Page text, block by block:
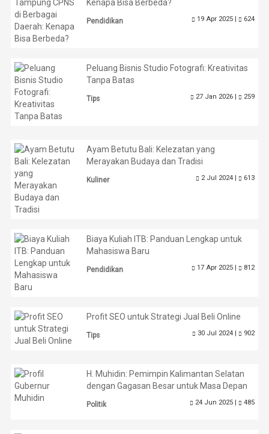
Kenapa Bisa Berbeda?
Pendidikan 19 Apr 2025 | 624
Peluang Bisnis Studio Fotografi: Kreativitas
Tanpa Batas
Tips 27 Jan 2026 | 259
Ayam Betutu Bali: Kelezatan yang
Merayakan Budaya dan Tradisi
Kuliner 2 Jul 2024 | 613
Biaya Kuliah ITB: Panduan Lengkap untuk
Mahasiswa Baru
Pendidikan 17 Apr 2025 | 812
Profit SEO untuk Strategi Jual Beli Online
Tips 30 Jul 2024 | 902
H. Muhidin: Pemimpin Kalimantan Selatan
dengan Gagasan Besar untuk Masa Depan
Politik 24 Jun 2025 | 485